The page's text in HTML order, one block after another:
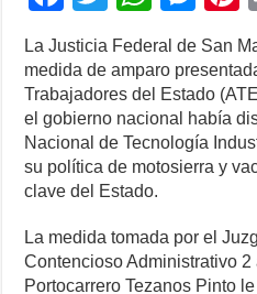
a
c
e
b
o
o
k
wi
tt
er
h
at
s
A
p
p
e
ss
e
n
g
nt
La Justicia Federal de San
medida de amparo
Trabajadores del Estado
el gobierno nacional había
Nacional de Tecnología
su política de motosierra y
clave del Estado.
La medida tomada por el
Contencioso Administrativo
Portocarrero Tezanos Pinto